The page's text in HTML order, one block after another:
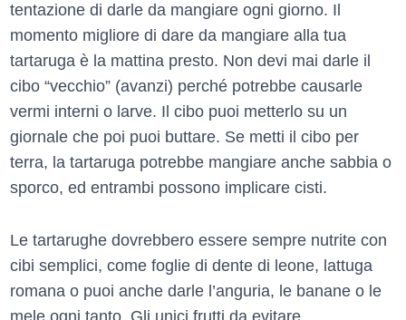
tentazione di darle da mangiare ogni giorno. Il
momento migliore di dare da mangiare alla tua
tartaruga è la mattina presto. Non devi mai darle il
cibo “vecchio” (avanzi) perché potrebbe causarle
vermi interni o larve. Il cibo puoi metterlo su un
giornale che poi puoi buttare. Se metti il cibo per
terra, la tartaruga potrebbe mangiare anche sabbia o
sporco, ed entrambi possono implicare cisti.
Le tartarughe dovrebbero essere sempre nutrite con
cibi semplici, come foglie di dente di leone, lattuga
romana o puoi anche darle l’anguria, le banane o le